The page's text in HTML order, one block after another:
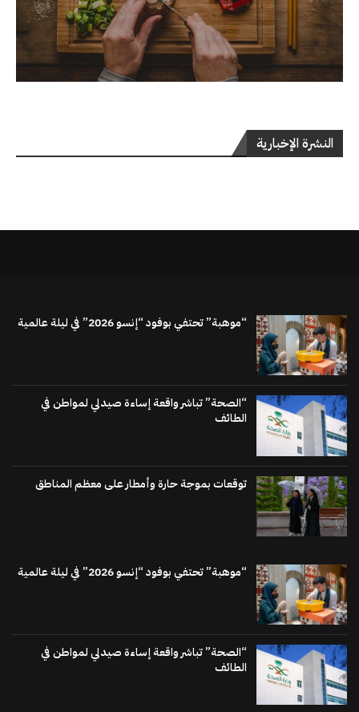
النشرة الإخبارية
“موهبة” تحتفي بوفود “إنسو 2026” في ليلة عالمية
“الصحة” تباشر واقعة إساءة صيدلي لمواطن في
الطائف
توقعات بموجة حارة وأمطار على معظم المناطق
“موهبة” تحتفي بوفود “إنسو 2026” في ليلة عالمية
“الصحة” تباشر واقعة إساءة صيدلي لمواطن في
الطائف